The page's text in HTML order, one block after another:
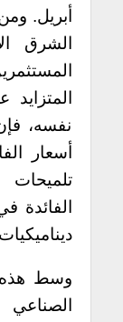
أبريل.
الشرق
نفسه،
أسعار
الفائدة
وسط هذه